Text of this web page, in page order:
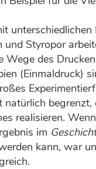
unterschiedlichen
und Styropor
Wege des
(Einmaldruck)
natürlich
realisieren.
im
kann, war